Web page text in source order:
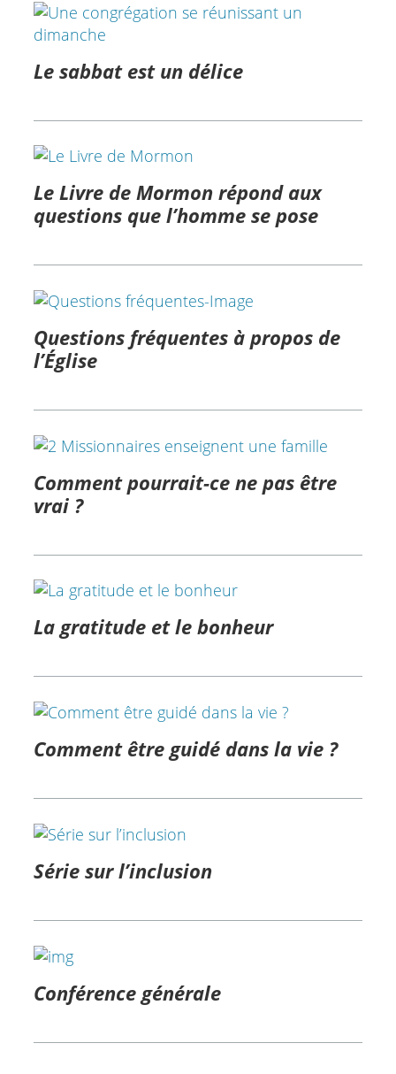
Le sabbat est un délice
Le Livre de Mormon répond aux
questions que l’homme se pose
Questions fréquentes à propos de
l’Église
Comment pourrait-ce ne pas être
vrai ?
La gratitude et le bonheur
Comment être guidé dans la vie ?
Série sur l’inclusion
Conférence générale